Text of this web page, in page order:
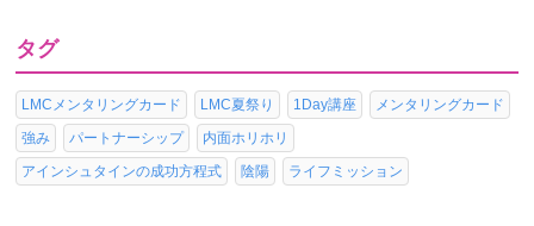
タグ
LMCメンタリングカード LMC夏祭り 1Day講座
メンタリングカード
強み
パートナーシップ
内面ホリホリ
アインシュタインの成功方程式
陰陽 ライフミッション